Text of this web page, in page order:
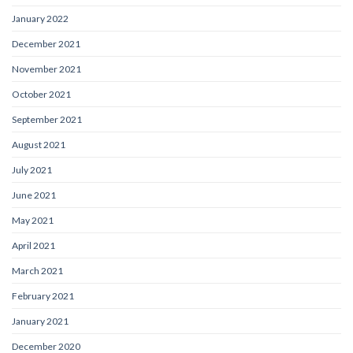
January 2022
December 2021
November 2021
October 2021
September 2021
August 2021
July 2021
June 2021
May 2021
April 2021
March 2021
February 2021
January 2021
December 2020